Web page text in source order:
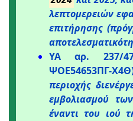
λεπτομερειών
επιτήρησης
ΥΑ αρ. 237/
ΨΟΕ54653ΠΓ-
περιοχής
εμβολιασμού
έναντι του ιού